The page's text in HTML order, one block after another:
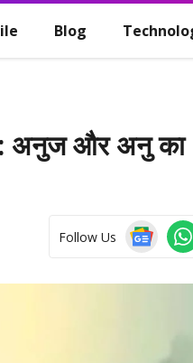
Blog
अनुज और अनु का
Follow Us